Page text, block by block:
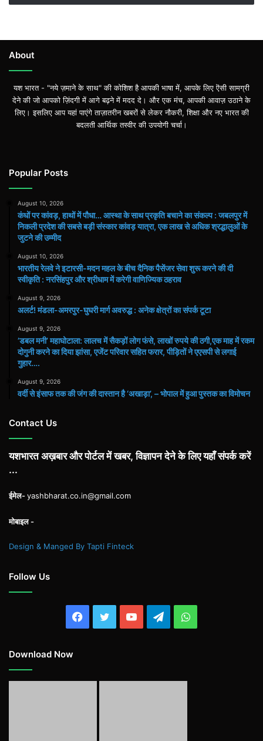
About
यश भारत - "नये ज़माने के साथ" की कोशिश है आपकी भाषा में, आपके लिए ऎसी सामग्री
देने की जो आपको ज़िंदगी में आगे बढ़ने में मदद दे। और एक मंच, आपकी आवाज़ उठाने के
लिए। इसलिए आप यहां पाएंगे ताज़ातरीन खबरों से लेकर नौकरी, शिक्षा और नए भारत की
बदलती आर्थिक तस्वीर की उपयोगी चर्चा।
Popular Posts
August 10, 2026
कंधों पर कांवड़, हाथों में पौधा… आस्था के साथ प्रकृति बचाने का संकल्प : जबलपुर में
निकली प्रदेश की सबसे बड़ी संस्कार कांवड़ यात्रा, एक लाख से अधिक श्रद्धालुओं के
जुटने की उम्मीद
August 10, 2026
भारतीय रेलवे ने इटारसी-मदन महल के बीच दैनिक पैसेंजर सेवा शुरू करने की दी
स्वीकृति : नरसिंहपुर और श्रीधाम में करेगी वाणिज्यिक ठहराव
August 9, 2026
अलर्ट! मंडला-अमरपुर-घुघरी मार्ग अवरुद्ध : अनेक क्षेत्रों का संपर्क टूटा
August 9, 2026
​’डबल मनी’ महाघोटाला: लालच में सैकड़ों लोग फंसे, लाखों रुपये की ठगी,एक माह में रकम
दोगुनी करने का दिया झांसा, एजेंट परिवार सहित फरार, पीड़ितों ने एएसपी से लगाई
गुहार….
August 9, 2026
वर्दी से इंसाफ तक की जंग की दास्तान है ‘अखाड़ा’, – भोपाल में हुआ पुस्तक का विमोचन
Contact Us
यशभारत अख़बार और पोर्टल में खबर, विज्ञापन देने के लिए यहाँ संपर्क करें
...
ईमेल-yashbharat.co.in@gmail.com
मोबाइल -
Design & Manged By Tapti Finteck
Follow Us
Facebook
TwitterYouTubeTelegramWhatsApp
Download Now